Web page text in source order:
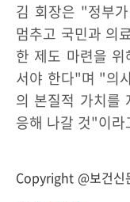
김 회장은 "정부
멈추고 국민과 의
한 제도 마련을
서야 한다"며 "의
의 본질적 가치를
응해 나갈 것"이라
Copyright @보건